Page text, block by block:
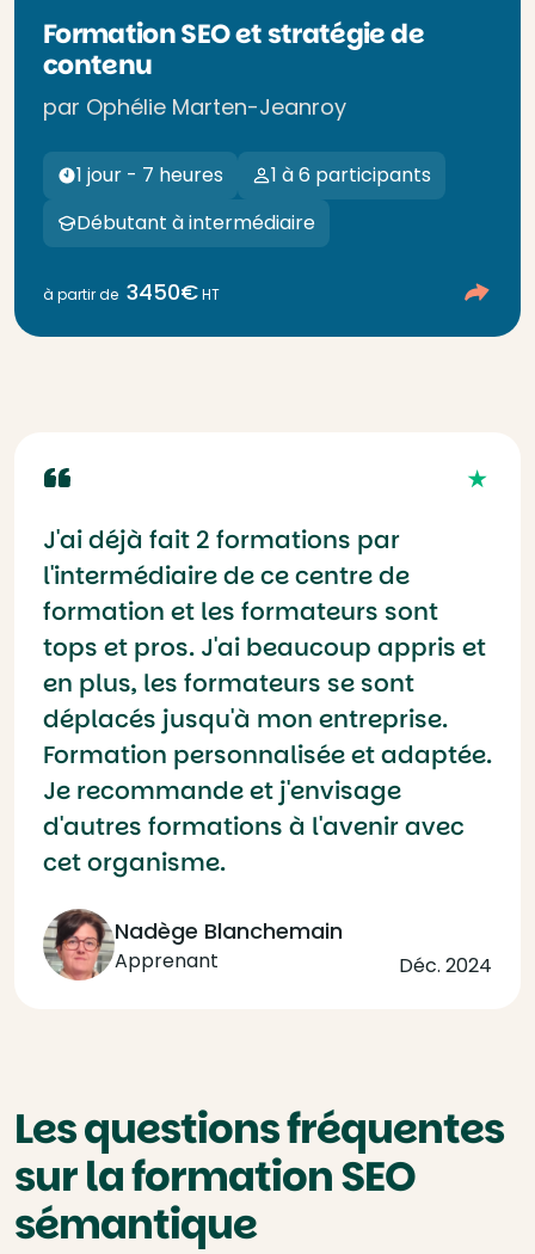
Formation SEO et stratégie de
contenu
par Ophélie Marten-Jeanroy
1 jour - 7 heures
1 à 6 participants
Débutant à intermédiaire
à partir de 3450€HT
J'ai déjà fait 2 formations par
l'intermédiaire de ce centre de
formation et les formateurs sont
tops et pros. J'ai beaucoup appris et
en plus, les formateurs se sont
déplacés jusqu'à mon entreprise.
Formation personnalisée et adaptée.
Je recommande et j'envisage
d'autres formations à l'avenir avec
cet organisme.
Nadège Blanchemain
Apprenant Déc. 2024
Les questions fréquentes
sur la formation SEO
sémantique